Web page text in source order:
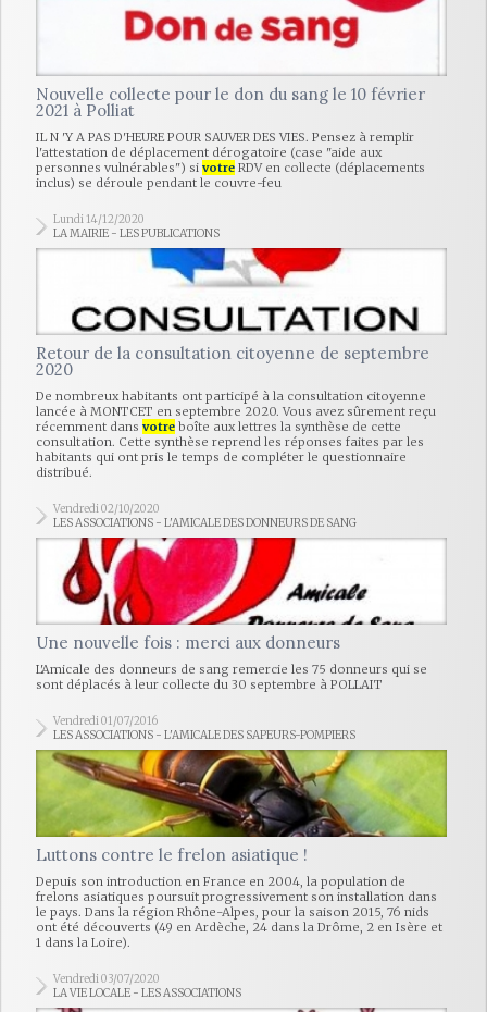
Nouvelle collecte pour le don du sang le 10 février
2021 à Polliat
IL N 'Y A PAS D'HEURE POUR SAUVER DES VIES. Pensez à remplir
l'attestation de déplacement dérogatoire (case "aide aux
personnes vulnérables") si votre RDV en collecte (déplacements
inclus) se déroule pendant le couvre-feu
Lundi 14/12/2020
LA MAIRIE - LES PUBLICATIONS
Retour de la consultation citoyenne de septembre
2020
De nombreux habitants ont participé à la consultation citoyenne
lancée à MONTCET en septembre 2020. Vous avez sûrement reçu
récemment dans votre boîte aux lettres la synthèse de cette
consultation. Cette synthèse reprend les réponses faites par les
habitants qui ont pris le temps de compléter le questionnaire
distribué.
Vendredi 02/10/2020
LES ASSOCIATIONS - L'AMICALE DES DONNEURS DE SANG
Une nouvelle fois : merci aux donneurs
L'Amicale des donneurs de sang remercie les 75 donneurs qui se
sont déplacés à leur collecte du 30 septembre à POLLAIT
Vendredi 01/07/2016
LES ASSOCIATIONS - L'AMICALE DES SAPEURS-POMPIERS
Luttons contre le frelon asiatique !
Depuis son introduction en France en 2004, la population de
frelons asiatiques poursuit progressivement son installation dans
le pays. Dans la région Rhône-Alpes, pour la saison 2015, 76 nids
ont été découverts (49 en Ardèche, 24 dans la Drôme, 2 en Isère et
1 dans la Loire).
Vendredi 03/07/2020
LA VIE LOCALE - LES ASSOCIATIONS